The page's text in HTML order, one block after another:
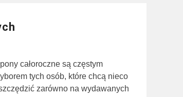
całoroczne są częstym
tych osób, które chcą nieco
zarówno na wydawanych